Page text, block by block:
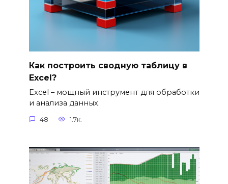
Как построить сводную таблицу в
Excel?
Excel – мощный инструмент для обработки
и анализа данных.
48 1.7к.